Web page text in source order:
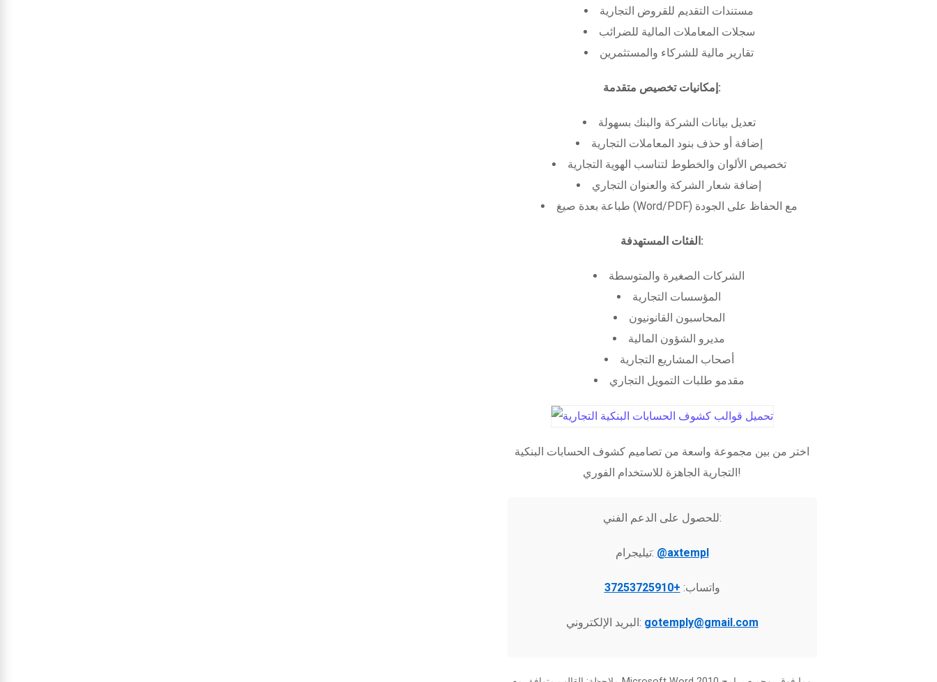
مستندات التقديم للقروض التجارية
سجلات المعاملات المالية للضرائب
تقارير مالية للشركاء والمستثمرين
إمكانيات تخصيص متقدمة:
تعديل بيانات الشركة والبنك بسهولة
إضافة أو حذف بنود المعاملات التجارية
تخصيص الألوان والخطوط لتناسب الهوية التجارية
إضافة شعار الشركة والعنوان التجاري
طباعة بعدة صيغ (Word/PDF) مع الحفاظ على الجودة
الفئات المستهدفة:
الشركات الصغيرة والمتوسطة
المؤسسات التجارية
المحاسبون القانونيون
مديرو الشؤون المالية
أصحاب المشاريع التجارية
مقدمو طلبات التمويل التجاري
اختر من بين مجموعة واسعة من تصاميم كشوف الحسابات البنكية
التجارية الجاهزة للاستخدام الفوري!
للحصول على الدعم الفني:
تيليجرام: @axtempl
واتساب: +37253725910
البريد الإلكتروني: gotemply@gmail.com